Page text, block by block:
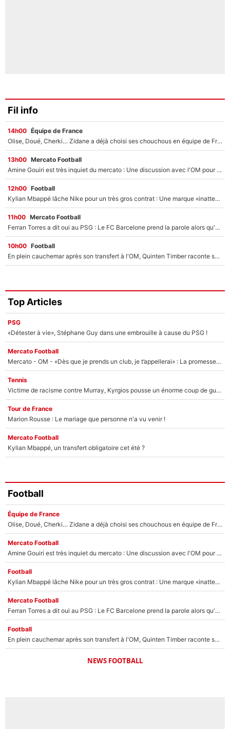
Fil info
14h00 Équipe de France
Olise, Doué, Cherki… Zidane a déjà choisi ses chouchous en équipe de France ? L’IA annonce des surprises sans Kylian Mbappé !
13h00 Mercato Football
Amine Gouiri est très inquiet du mercato : Une discussion avec l'OM pour acter son transfert !
12h00 Football
Kylian Mbappé lâche Nike pour un très gros contrat : Une marque «inattendue» va frapper très fort
11h00 Mercato Football
Ferran Torres a dit oui au PSG : Le FC Barcelone prend la parole alors qu'un transfert de l'attaquant espagnol prend forme
10h00 Football
En plein cauchemar après son transfert à l'OM, Quinten Timber raconte ses doutes après sa signature à Marseille
Top Articles
PSG
«Détester à vie», Stéphane Guy dans une embrouille à cause du PSG !
Mercato Football
Mercato - OM - «Dès que je prends un club, je t’appellerai» : La promesse de Marcelino au moment de claquer la porte
Tennis
Victime de racisme contre Murray, Kyrgios pousse un énorme coup de gueule !
Tour de France
Marion Rousse : Le mariage que personne n'a vu venir !
Mercato Football
Kylian Mbappé, un transfert obligatoire cet été ?
Football
Équipe de France
Olise, Doué, Cherki… Zidane a déjà choisi ses chouchous en équipe de France ? L’IA annonce des surprises sans Kylian Mbappé !
Mercato Football
Amine Gouiri est très inquiet du mercato : Une discussion avec l'OM pour acter son transfert !
Football
Kylian Mbappé lâche Nike pour un très gros contrat : Une marque «inattendue» va frapper très fort
Mercato Football
Ferran Torres a dit oui au PSG : Le FC Barcelone prend la parole alors qu'un transfert de l'attaquant espagnol prend forme
Football
En plein cauchemar après son transfert à l'OM, Quinten Timber raconte ses doutes après sa signature à Marseille
NEWS FOOTBALL